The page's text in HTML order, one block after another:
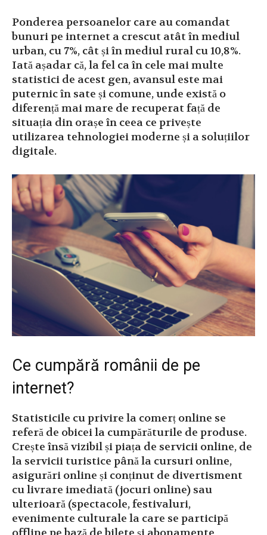
Ponderea persoanelor care au comandat
bunuri pe internet a crescut atât în mediul
urban, cu 7%, cât și în mediul rural cu 10,8%.
Iată așadar că, la fel ca în cele mai multe
statistici de acest gen, avansul este mai
puternic în sate și comune, unde există o
diferență mai mare de recuperat față de
situația din orașe în ceea ce privește
utilizarea tehnologiei moderne și a soluțiilor
digitale.
Ce cumpără românii de pe
internet?
Statisticile cu privire la comerț online se
referă de obicei la cumpărăturile de produse.
Crește însă vizibil și piața de servicii online, de
la servicii turistice până la cursuri online,
asigurări online și conținut de divertisment
cu livrare imediată (jocuri online) sau
ulterioară (spectacole, festivaluri,
evenimente culturale la care se participă